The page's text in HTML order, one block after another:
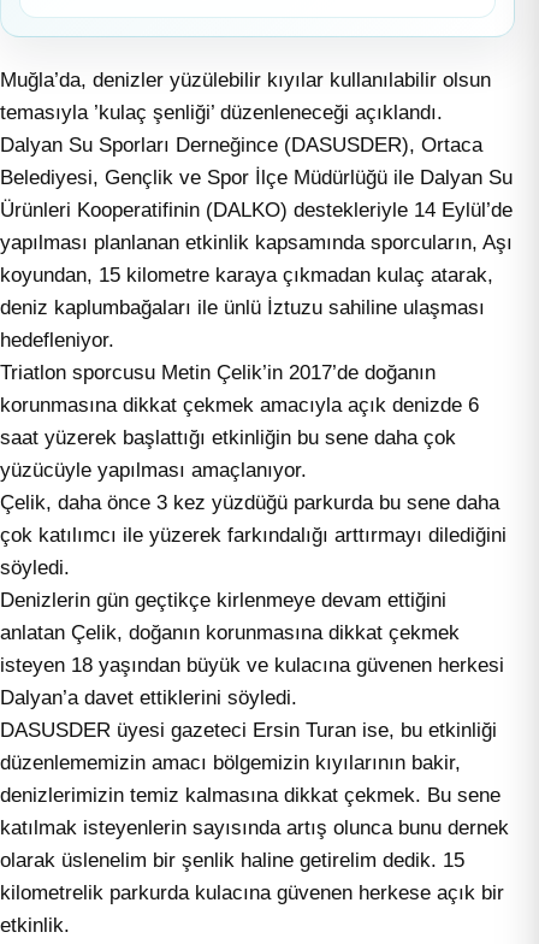
Muğla’da, denizler yüzülebilir kıyılar kullanılabilir olsun
temasıyla ’kulaç şenliği’ düzenleneceği açıklandı.
Dalyan Su Sporları Derneğince (DASUSDER), Ortaca
Belediyesi, Gençlik ve Spor İlçe Müdürlüğü ile Dalyan Su
Ürünleri Kooperatifinin (DALKO) destekleriyle 14 Eylül’de
yapılması planlanan etkinlik kapsamında sporcuların, Aşı
koyundan, 15 kilometre karaya çıkmadan kulaç atarak,
deniz kaplumbağaları ile ünlü İztuzu sahiline ulaşması
hedefleniyor.
Triatlon sporcusu Metin Çelik’in 2017’de doğanın
korunmasına dikkat çekmek amacıyla açık denizde 6
saat yüzerek başlattığı etkinliğin bu sene daha çok
yüzücüyle yapılması amaçlanıyor.
Çelik, daha önce 3 kez yüzdüğü parkurda bu sene daha
çok katılımcı ile yüzerek farkındalığı arttırmayı dilediğini
söyledi.
Denizlerin gün geçtikçe kirlenmeye devam ettiğini
anlatan Çelik, doğanın korunmasına dikkat çekmek
isteyen 18 yaşından büyük ve kulacına güvenen herkesi
Dalyan’a davet ettiklerini söyledi.
DASUSDER üyesi gazeteci Ersin Turan ise, bu etkinliği
düzenlememizin amacı bölgemizin kıyılarının bakir,
denizlerimizin temiz kalmasına dikkat çekmek. Bu sene
katılmak isteyenlerin sayısında artış olunca bunu dernek
olarak üslenelim bir şenlik haline getirelim dedik. 15
kilometrelik parkurda kulacına güvenen herkese açık bir
etkinlik.